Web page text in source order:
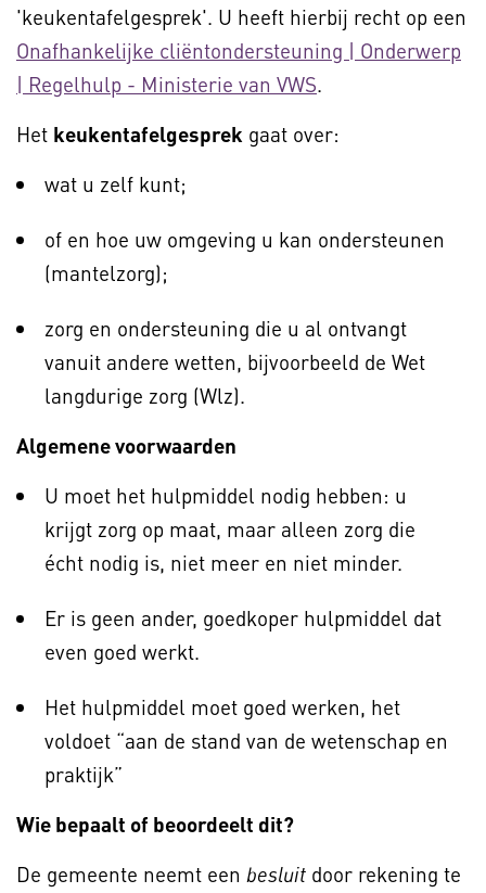
'keukentafelgesprek'. U heeft hierbij recht op een
Onafhankelijke cliëntondersteuning | Onderwerp
| Regelhulp - Ministerie van VWS.
Het keukentafelgesprek gaat over:
wat u zelf kunt;
of en hoe uw omgeving u kan ondersteunen
(mantelzorg);
zorg en ondersteuning die u al ontvangt
vanuit andere wetten, bijvoorbeeld de Wet
langdurige zorg (Wlz).
Algemene voorwaarden
U moet het hulpmiddel nodig hebben: u
krijgt zorg op maat, maar alleen zorg die
écht nodig is, niet meer en niet minder.
Er is geen ander, goedkoper hulpmiddel dat
even goed werkt.
Het hulpmiddel moet goed werken, het
voldoet “aan de stand van de wetenschap en
praktijk”
Wie bepaalt of beoordeelt dit?
De gemeente neemt een besluit door rekening te